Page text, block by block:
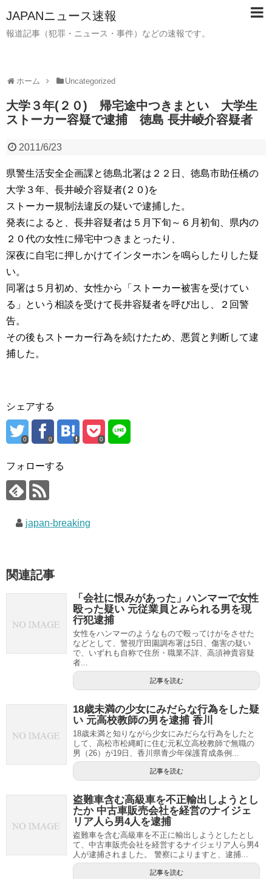
JAPANニュース速報
報道記事（犯罪・ニュース・事件）などの速報です。
ホーム Uncategorized
大学３年(２０) 帰宅途中つきまとい 大学生
ストーカー容疑で逮捕 徳島 長井崚介容疑者
2011/6/23
県警生活安全企画課と徳島北署は２２日、徳島市助任橋の
大学３年、長井崚介容疑者(２０)を
ストーカー規制法違反の疑いで逮捕した。
発表によると、長井容疑者は５月下旬～６月初旬、県内の
２０代の女性に帰宅中つきまとったり、
深夜に自宅に押しかけてインターホンを鳴らしたりした疑
い。
同署は５月初め、女性から「ストーカー被害を受けてい
る」という相談を受けて長井容疑者を呼び出し、２回警
告。
その後もストーカー行為を続けたため、悪質と判断して逮
捕した。
シェアする
0 0 0
フォローする
japan-breaking
関連記事
「会社に恨みがあった」ハンマーで女性
殴った疑い 元従業員とみられる男を現
行犯逮捕
女性をハンマーのようなもので殴ってけがをさせた
などとして、警視庁田園調布署は5日、傷害の疑い
で、いずれも自称で住所・職業不詳、高須神貴容疑
者...
記事を読む
18歳未満の少女にみだらな行為をした疑
い 元高校教師の男を逮捕 香川
18歳未満と知りながら少女にみだらな行為をしたと
して、高松市松縄町に住む元私立高校教師で無職の
男（26）が19日、香川県青少年保護育成条例...
記事を読む
盗難車含む高級車を不正輸出しようとし
たか 中古車販売会社を経営のナイジェ
リア人ら男4人を逮捕
盗難車を含む高級車を不正に輸出しようとしたとし
て、中古車販売会社を経営するナイジェリア人ら男4
人が逮捕されました。 警察によりますと、逮捕...
記事を読む